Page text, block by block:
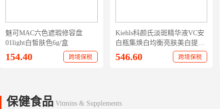
魅可MAC六色遮瑕修容盘
01light白皙肤色6g/盒
154.40 跨境保税
Kiehls科颜氏淡斑精华液VC安
白瓶集焕白均衡亮肤美白提亮
肤色100ml
546.60 跨境保税
保健食品 Vitmins & Supplements